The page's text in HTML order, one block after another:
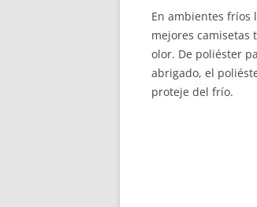
En ambientes fríos
mejores
olor. De poliéster
abrigado, el
proteje del frío.